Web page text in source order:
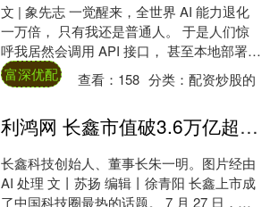
文 | 象先志 一觉醒来，全世界 AI 能力退化
一万倍， 只有我还是普通人。 于是人们惊
呼我居然会调用 API 接口， 甚至本地部署了
龙虾， 我成为了这个世界最....
富深优配 查看： 158 分类：配资炒股的
利鸿网 长鑫市值破3.6万亿超2个茅台，被国际大行13倍看多
长鑫科技创始人、董事长朱一明。图片经由
AI 处理 文丨苏扬 编辑丨徐青阳 长鑫上市成
了中国科技圈最热的话题。 7 月 27 日，国